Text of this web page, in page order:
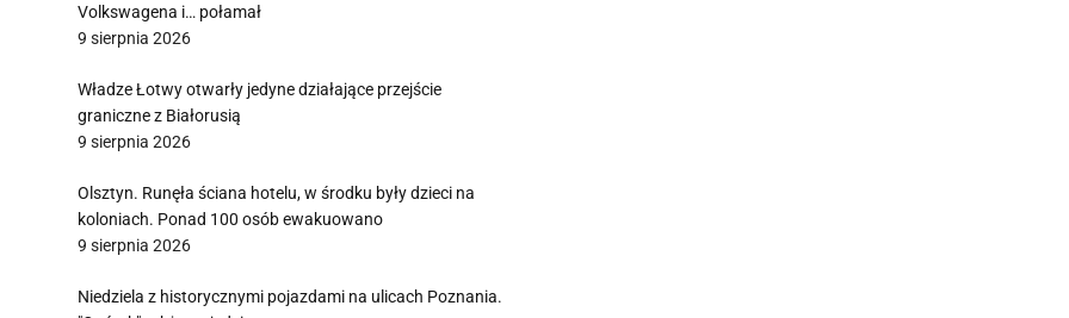
Volkswagena i… połamał
9 sierpnia 2026
Władze Łotwy otwarły jedyne działające przejście
graniczne z Białorusią
9 sierpnia 2026
Olsztyn. Runęła ściana hotelu, w środku były dzieci na
koloniach. Ponad 100 osób ewakuowano
9 sierpnia 2026
Niedziela z historycznymi pojazdami na ulicach Poznania.